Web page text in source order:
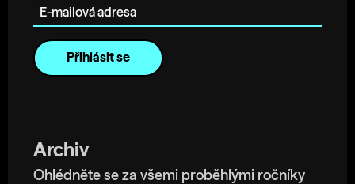
Archiv
Ohlédněte se za všemi proběhlými ročníky